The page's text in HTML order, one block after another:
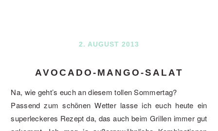
2. AUGUST 2013
AVOCADO-MANGO-SALAT
Na, wie geht’s euch an diesem tollen Sommertag?
Passend zum schönen Wetter lasse ich euch heute ein
superleckeres Rezept da, das auch beim Grillen immer gut